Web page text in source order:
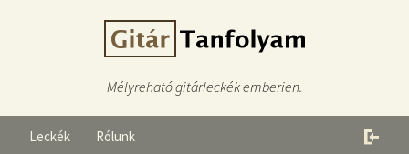
Mélyreható gitárleckék emberien.
Leckék Rólunk